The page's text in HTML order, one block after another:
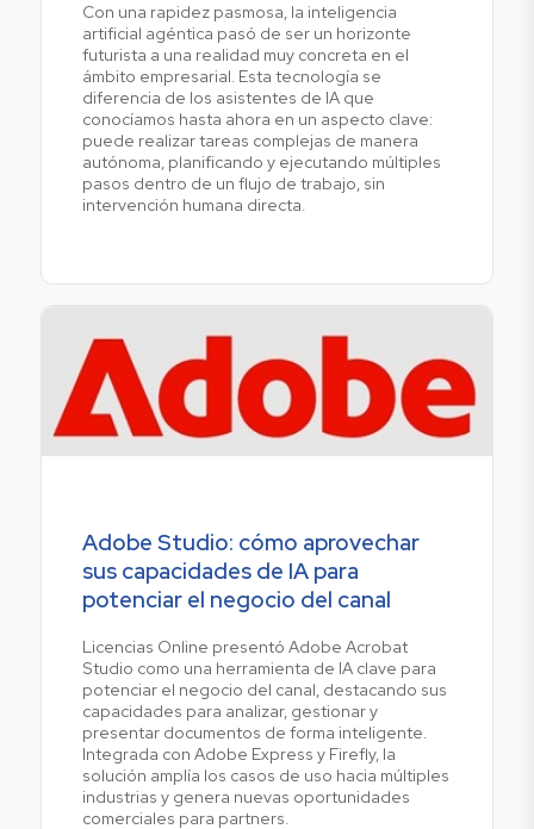
Con una rapidez pasmosa, la inteligencia
artificial agéntica pasó de ser un horizonte
futurista a una realidad muy concreta en el
ámbito empresarial. Esta tecnología se
diferencia de los asistentes de IA que
conocíamos hasta ahora en un aspecto clave:
puede realizar tareas complejas de manera
autónoma, planificando y ejecutando múltiples
pasos dentro de un flujo de trabajo, sin
intervención humana directa.
Adobe Studio: cómo aprovechar
sus capacidades de IA para
potenciar el negocio del canal
Licencias Online presentó Adobe Acrobat
Studio como una herramienta de IA clave para
potenciar el negocio del canal, destacando sus
capacidades para analizar, gestionar y
presentar documentos de forma inteligente.
Integrada con Adobe Express y Firefly, la
solución amplía los casos de uso hacia múltiples
industrias y genera nuevas oportunidades
comerciales para partners.